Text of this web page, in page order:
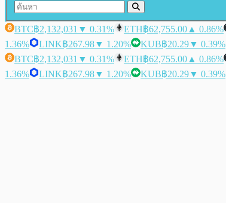
BTC฿2,132,031 ▼ 0.31% ETH฿62,755.00 ▲ 0.86%
1.36%
LINK฿267.98▼ 1.20% KUB฿20.29▼ 0.39%
BTC฿2,132,031 ▼ 0.31% ETH฿62,755.00 ▲ 0.86%
1.36%
LINK฿267.98▼ 1.20% KUB฿20.29▼ 0.39%